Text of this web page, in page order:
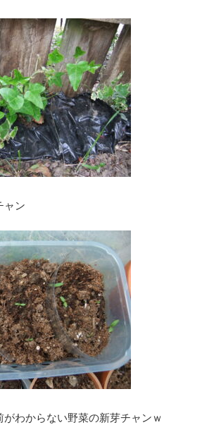
ャン
わからない野菜の新芽チャンｗ